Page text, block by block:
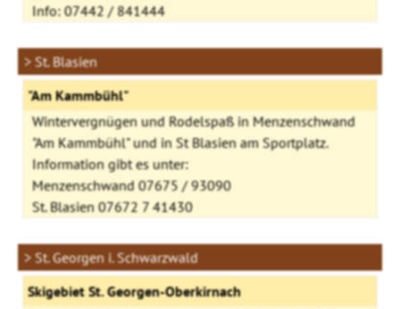
Info: 07442 / 841444
> St. Blasien
"Am Kammbühl"
Wintervergnügen und Rodelspaß in Menzenschwand
"Am Kammbühl" und in St Blasien am Sportplatz.
Information gibt es unter:
Menzenschwand 07675 / 93090
St. Blasien 07672 7 41430
> St. Georgen i. Schwarzwald
Skigebiet St. Georgen-Oberkirnach